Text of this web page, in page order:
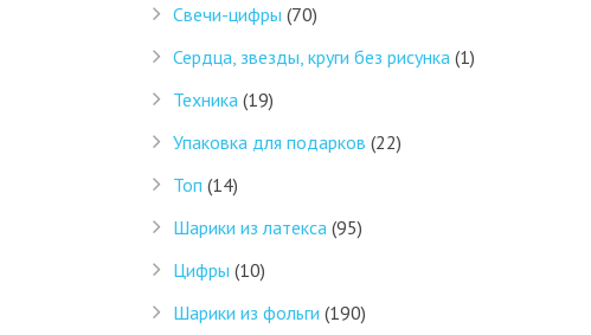
Свечи-цифры (70)
Сердца, звезды, круги без рисунка (1)
Техника (19)
Упаковка для подарков (22)
Топ (14)
Шарики из латекса (95)
Цифры (10)
Шарики из фольги (190)